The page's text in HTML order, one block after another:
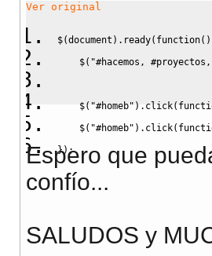
Ver original
$(document ) . ready( function( )
$( "#hacemos,
$( "#homeb" ) . click(
$( "#homeb" ) . click(
}) ;
Espero que
confío...
SALUDOS y